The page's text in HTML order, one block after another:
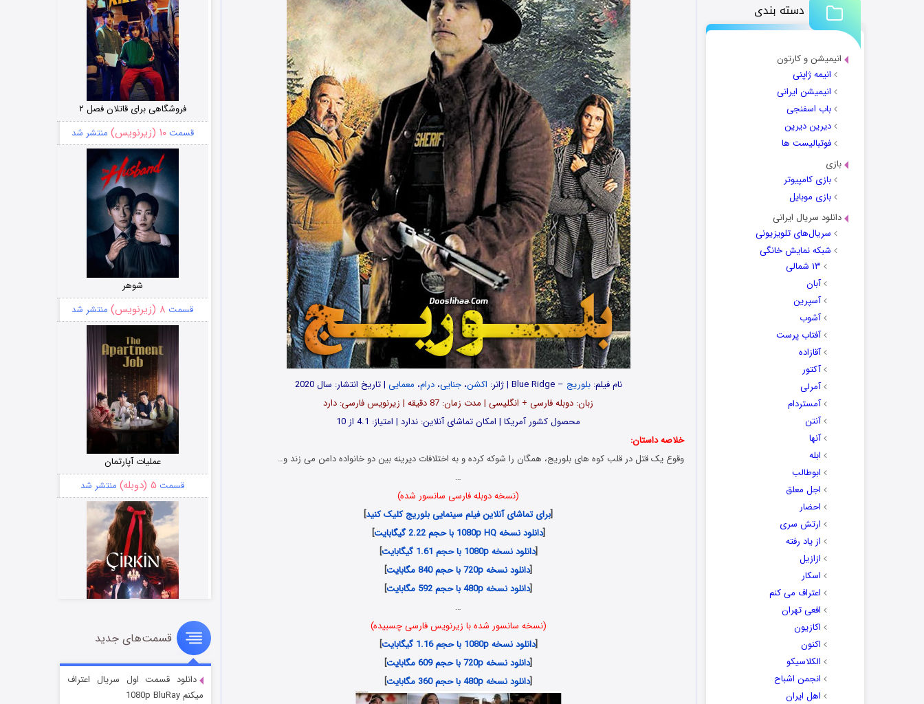
دسته بندی
انیمیشن و کارتون
انیمه ژاپنی
انیمیشن ایرانی
باب اسفنجی
دیرین دیرین
فوتبالیست ها
بازی
بازی کامپیوتر
بازی موبایل
دانلود سریال ایرانی
سریال‌های تلویزیونی
شبکه نمایش خانگی
۱۳ شمالی
آبان
آسپرین
آشوب
آفتاب پرست
آقازاده
آکتور
آمرلی
آمستردام
آنتن
آنها
ابله
ابوطالب
اجل معلق
احضار
ارتش سری
از یاد رفته
ازازیل
اسکار
اعتراف می کنم
افعی تهران
اکازیون
اکنون
الکلاسیکو
انجمن اشباح
اهل ایران
نام فیلم:بلوریج – Blue Ridge | ژانر: اکشن،جنایی،درام، معمایی | تاریخ انتشار: سال 2020
زبان: دوبله فارسی + انگلیسی | مدت زمان: 87 دقیقه | زیرنویس فارسی: دارد
محصول کشور آمریکا | امکان تماشای آنلاین: ندارد | امتیاز: 4.1 از 10
خلاصه داستان:
وقوع یک قتل در قلب کوه های بلوریج، همگان را شوکه کرده و به اختلافات دیرینه بین دو خانواده دامن می زند و…
…
(نسخه دوبله فارسی سانسور شده)
[برای تماشای آنلاین فیلم سینمایی بلوریج کلیک کنید]
[دانلود نسخه 1080p HQ با حجم 2.22 گیگابایت
]
[دانلود نسخه 1080p با حجم 1.61 گیگابایت
]
[دانلود نسخه 720p با حجم 840 مگابایت
]
[دانلود نسخه 480p با حجم 592 مگابایت
]
…
(نسخه سانسور شده با زیرنویس فارسی چسبیده)
[دانلود نسخه 1080p با حجم 1.16 گیگابایت
]
[دانلود نسخه 720p با حجم 609 مگابایت
]
[دانلود نسخه 480p با حجم 360 مگابایت ]
فروشگاهی برای قاتلان فصل ۲
قسمت۱۰ (زیرنویس) منتشر شد
شوهر
قسمت ۸ (زیرنویس) منتشر شد
عملیات آپارتمان
قسمت ۵ (دوبله) منتشر شد
سریال زشت
قسمت۲ (زیرنویس) منتشر شد
قسمت‌های جدید
دانلود قسمت اول سریال اعتراف
میکنم 1080p BluRay